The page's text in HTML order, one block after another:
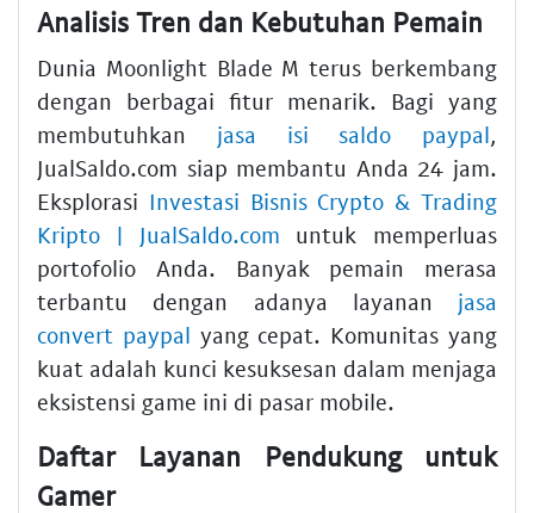
Analisis Tren dan Kebutuhan Pemain
Dunia Moonlight Blade M terus berkembang
dengan berbagai fitur menarik. Bagi yang
membutuhkan jasa isi saldo paypal,
JualSaldo.com siap membantu Anda 24 jam.
Eksplorasi Investasi Bisnis Crypto & Trading
Kripto | JualSaldo.com untuk memperluas
portofolio Anda. Banyak pemain merasa
terbantu dengan adanya layanan jasa
convert paypal yang cepat. Komunitas yang
kuat adalah kunci kesuksesan dalam menjaga
eksistensi game ini di pasar mobile.
Daftar Layanan Pendukung untuk
Gamer